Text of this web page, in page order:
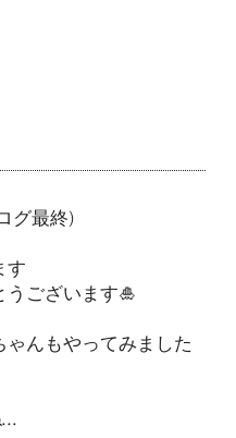
グ最終)
す
ございます🎍
んもやってみました
…